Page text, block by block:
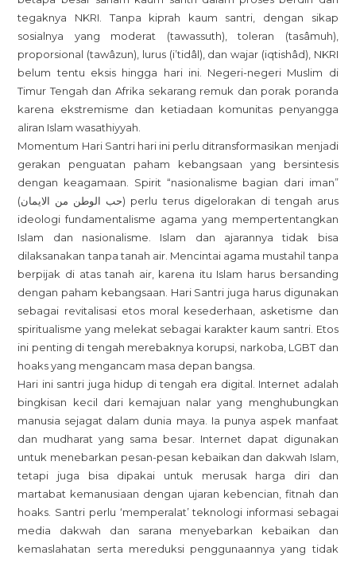
tegaknya NKRI. Tanpa kiprah kaum santri, dengan sikap
sosialnya yang moderat (tawassuth), toleran (tasâmuh),
proporsional (tawâzun), lurus (i’tidâl), dan wajar (iqtishâd), NKRI
belum tentu eksis hingga hari ini. Negeri-negeri Muslim di
Timur Tengah dan Afrika sekarang remuk dan porak poranda
karena ekstremisme dan ketiadaan komunitas penyangga
aliran Islam wasathiyyah.
Momentum Hari Santri hari ini perlu ditransformasikan menjadi
gerakan penguatan paham kebangsaan yang bersintesis
dengan keagamaan. Spirit “nasionalisme bagian dari iman”
(حب الوطن من الايمان) perlu terus digelorakan di tengah arus
ideologi fundamentalisme agama yang mempertentangkan
Islam dan nasionalisme. Islam dan ajarannya tidak bisa
dilaksanakan tanpa tanah air. Mencintai agama mustahil tanpa
berpijak di atas tanah air, karena itu Islam harus bersanding
dengan paham kebangsaan. Hari Santri juga harus digunakan
sebagai revitalisasi etos moral kesederhaan, asketisme dan
spiritualisme yang melekat sebagai karakter kaum santri. Etos
ini penting di tengah merebaknya korupsi, narkoba, LGBT dan
hoaks yang mengancam masa depan bangsa.
Hari ini santri juga hidup di tengah era digital. Internet adalah
bingkisan kecil dari kemajuan nalar yang menghubungkan
manusia sejagat dalam dunia maya. Ia punya aspek manfaat
dan mudharat yang sama besar. Internet dapat digunakan
untuk menebarkan pesan-pesan kebaikan dan dakwah Islam,
tetapi juga bisa dipakai untuk merusak harga diri dan
martabat kemanusiaan dengan ujaran kebencian, fitnah dan
hoaks. Santri perlu ‘memperalat’ teknologi informasi sebagai
media dakwah dan sarana menyebarkan kebaikan dan
kemaslahatan serta mereduksi penggunaannya yang tidak